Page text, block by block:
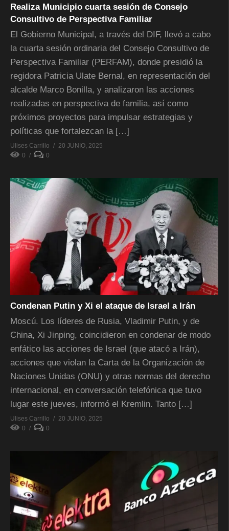
Realiza Municipio cuarta sesión de Consejo
Consultivo de Perspectiva Familiar
El Gobierno Municipal, a través del DIF, llevó a cabo
la cuarta sesión ordinaria del Consejo Consultivo de
Perspectiva Familiar (PERFAM), donde presidió la
regidora Patricia Ulate Bernal, en representación del
alcalde Marco Bonilla, y analizaron las acciones
realizadas en perspectiva de familia, así como
próximos proyectos para impulsar estrategias y
políticas que fortalezcan la […]
Ulises Carrillo
20 JUNIO, 2025
0
0
Condenan Putin y Xi el ataque de Israel a Irán
Moscú. Los líderes de Rusia, Vladimir Putin, y de
China, Xi Jinping, coincidieron en condenar de modo
enfático las acciones de Israel (que atacó a Irán),
acciones que violan la Carta de la Organización de
Naciones Unidas (ONU) y otras normas del derecho
internacional, en conversación telefónica que tuvo
lugar este jueves, informó el Kremlin. Tanto […]
Ulises Carrillo
20 JUNIO, 2025
0
0